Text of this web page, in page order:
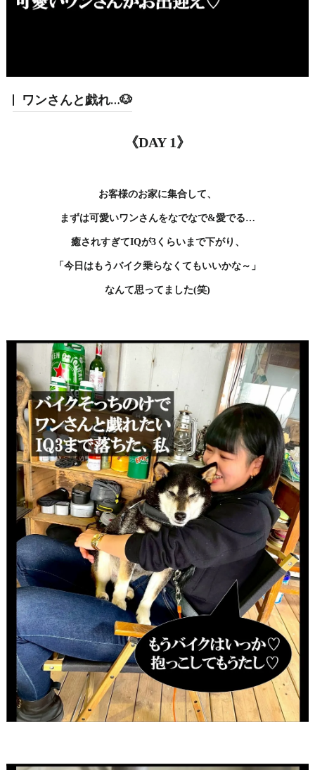
ワンさんと戯れ…🐶
《DAY 1》
お客様のお家に集合して、
まずは可愛いワンさんをなでなで&愛でる…
癒されすぎてIQが3くらいまで下がり、
「今日はもうバイク乗らなくてもいいかな～」
なんて思ってました(笑)